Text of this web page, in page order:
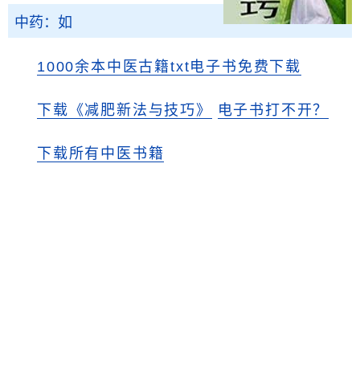
中药：如
1000余本中医古籍txt电子书免费下载
下载《减肥新法与技巧》 电子书打不开？
下载所有中医书籍